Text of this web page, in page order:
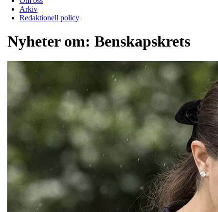
Arkiv
Redaktionell policy
Nyheter om: Benskapskrets